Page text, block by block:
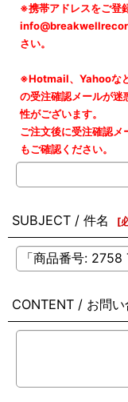
※携帯アドレスをご登
さい。
※Hotmail、Yahooな
の受注確認メールが迷
性がございます。
ご注文後に受注確認
もご確認ください。
SUBJECT / 件名 [
CONTENT / お問い